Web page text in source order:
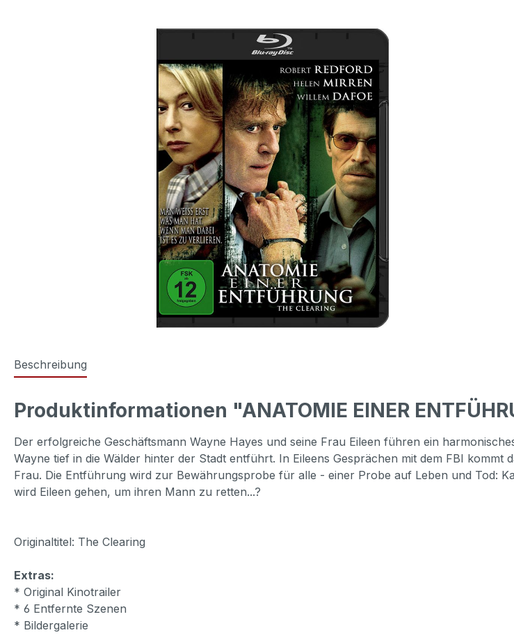
Beschreibung
Produktinformationen "ANATOMIE EINER
Der erfolgreiche Geschäftsmann Wayne Hayes und seine Frau Eileen führen ein
Wayne tief in die Wälder hinter der Stadt entführt. In Eileens Gesprächen mit dem FBI
Frau. Die Entführung wird zur Bewährungsprobe für alle - einer Probe auf Leben und Tod:
wird Eileen gehen, um ihren Mann zu retten...?
Originaltitel: The Clearing
Extras:
* Original Kinotrailer
* 6 Entfernte Szenen
* Bildergalerie